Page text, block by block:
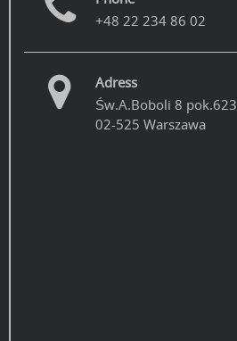
+48 22 234 86 02
Adress
Św.A.Boboli 8 pok.623
02-525 Warszawa